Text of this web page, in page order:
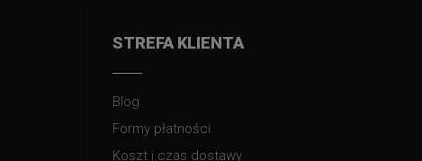
STREFA KLIENTA
Blog
Formy płatności
Koszt i czas dostawy